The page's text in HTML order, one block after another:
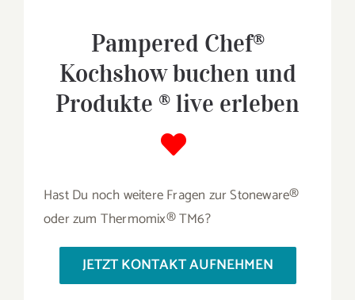
Pampered Chef®
Kochshow buchen und
Produkte ® live erleben
Hast Du noch weitere Fragen zur Stoneware®
oder zum Thermomix® TM6?
JETZT KONTAKT AUFNEHMEN